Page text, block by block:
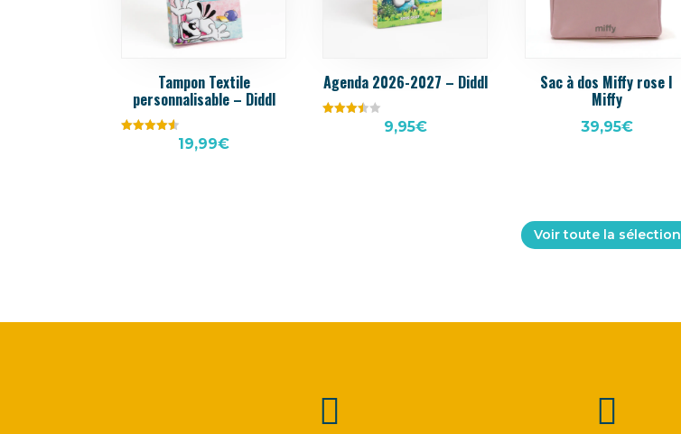
Tampon Textile
personnalisable – Diddl
19,99€
Agenda 2026-2027 – Diddl
9,95€
Sac à dos Miffy rose I
Miffy
39,95€
Voir toute la sélection
 